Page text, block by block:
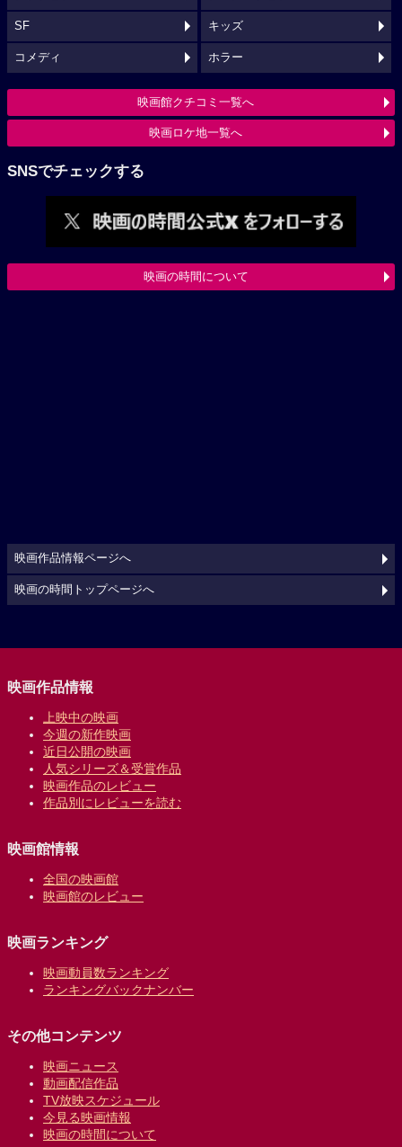
SF キッズ
コメディ ホラー
映画館クチコミ一覧へ
映画ロケ地一覧へ
SNSでチェックする
映画の時間について
映画作品情報ページへ
映画の時間トップページへ
映画作品情報
上映中の映画
今週の新作映画
近日公開の映画
人気シリーズ＆受賞作品
映画作品のレビュー
作品別にレビューを読む
映画館情報
全国の映画館
映画館のレビュー
映画ランキング
映画動員数ランキング
ランキングバックナンバー
その他コンテンツ
映画ニュース
動画配信作品
TV放映スケジュール
今見る映画情報
映画の時間について